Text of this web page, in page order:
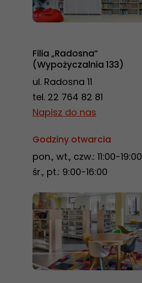
Filia „Radosna”
(Wypożyczalnia 133)
ul. Radosna 11
tel. 22 764 82 81
Napisz do nas
Godziny otwarcia
pon., wt., czw.: 11:00-19:00
śr., pt.: 9:00-16:00